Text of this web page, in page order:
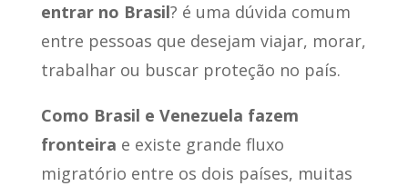
entrar no Brasil? é uma dúvida comum
entre pessoas que desejam viajar, morar,
trabalhar ou buscar proteção no país.
Como Brasil e Venezuela fazem
fronteira e existe grande fluxo
migratório entre os dois países, muitas